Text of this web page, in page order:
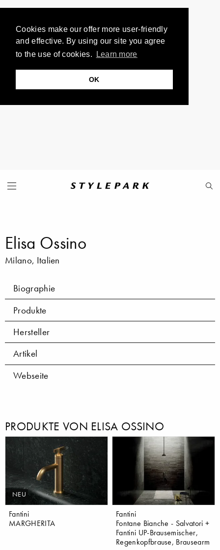
Cookies make our offer more user-friendly
and effective. By using our site you agree
to the use of cookies.
Learn more
OK
Elisa Ossino
Milano, Italien
Biographie
Produkte
Hersteller
Artikel
Webseite
PRODUKTE VON ELISA OSSINO
NEU
Fantini
MARGHERITA
Fantini
Fontane Bianche - Salvatori +
Fantini UP-Brausemischer,
Regenkopfbrause, Brausearm